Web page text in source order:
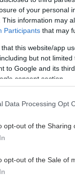
of your personal
This information may
Participants that may
that this website/app
but not
to Google and its
consent section.
Data Processing Opt
opt-out of the Sharing
opt-out of the Sale of
ήπατος από
22 Σεπτεμβρίου
θα διεξαχθούν στο
υπό την
Κω “Ο
Κοινότητας με
για τη Ζωή"
καλέστε στο
19: 211 0122 102